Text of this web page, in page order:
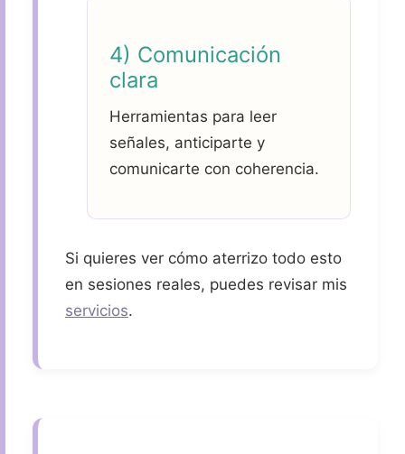
4) Comunicación
clara
Herramientas para leer
señales, anticiparte y
comunicarte con coherencia.
Si quieres ver cómo aterrizo todo esto
en sesiones reales, puedes revisar mis
servicios.